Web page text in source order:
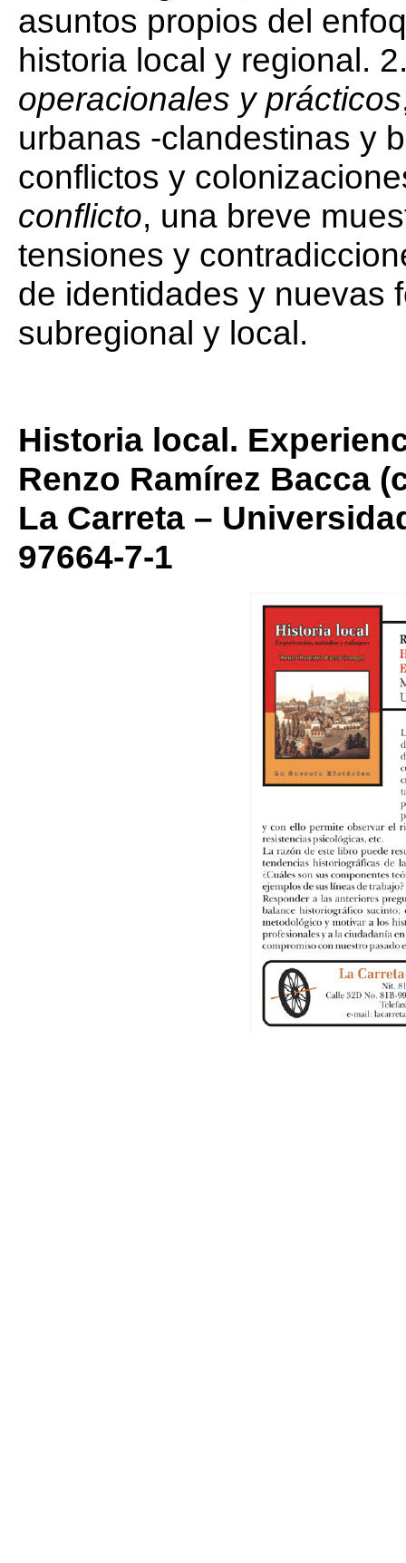
asuntos propios del
historia local y regional.
operacionales y prácticos
urbanas -clandestinas y
conflictos y
conflicto, una breve
tensiones y
de identidades y nuevas
subregional y local.
Historia local.
Renzo Ramírez Bacca
La Carreta –
97664-7-1